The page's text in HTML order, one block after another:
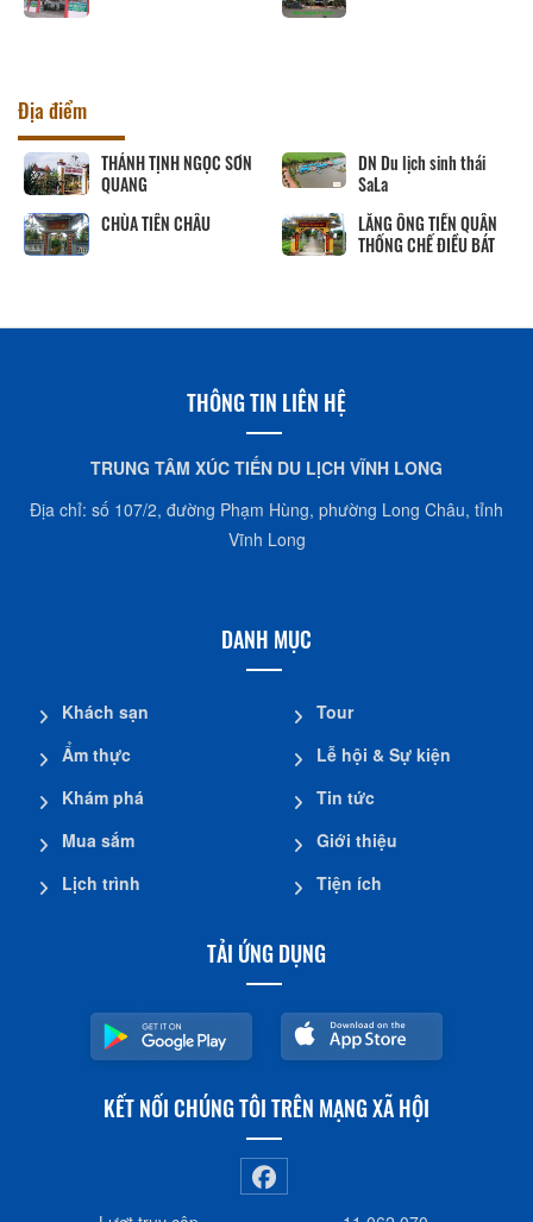
Địa điểm
DN Du lịch sinh thái
SaLa
LĂNG ÔNG TIỀN QUÂN
THỐNG CHẾ ĐIỀU BÁT
CHÙA PHƯỚC HẬU
Út Trinh
THÔNG TIN LIÊN HỆ
TRUNG TÂM XÚC TIẾN DU LỊCH VĨNH LONG
Địa chỉ: số 107/2, đường Phạm Hùng, phường Long Châu, tỉnh
Vĩnh Long
DANH MỤC
Khách sạn
Ẩm thực
Khám phá
Mua sắm
Lịch trình
Tour
Lễ hội & Sự kiện
Tin tức
Giới thiệu
Tiện ích
TẢI ỨNG DỤNG
KẾT NỐI CHÚNG TÔI TRÊN MẠNG XÃ HỘI